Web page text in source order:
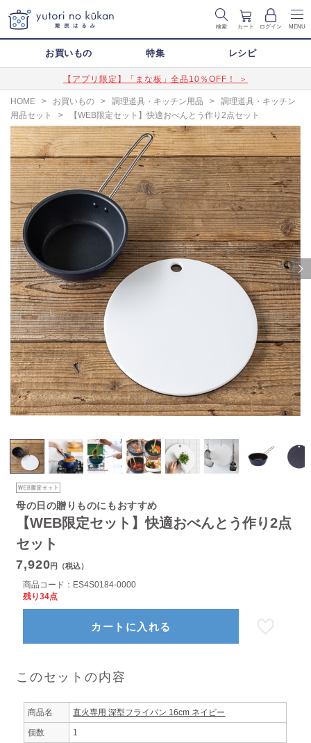
検索 カート ログイン MENU
お買いもの 特集 レシピ
【アプリ限定】「まな板」全品10％OFF！ ＞
HOME > お買いもの > 調理道具・キッチン用品 >
調理道具・キッチン
用品セット
> 【WEB限定セット】快適おべんとう作り2点セット
Next
【WEB限定セット】快適おべんとう作り2点
セット
母の日の贈りものにもおすすめ
7,920円（税込）
商品コード： ES4S0184-0000
残り34点
カートに入れる
このセットの内容
商品名 直火専用 深型フライパン 16cm ネイビー
個数 1